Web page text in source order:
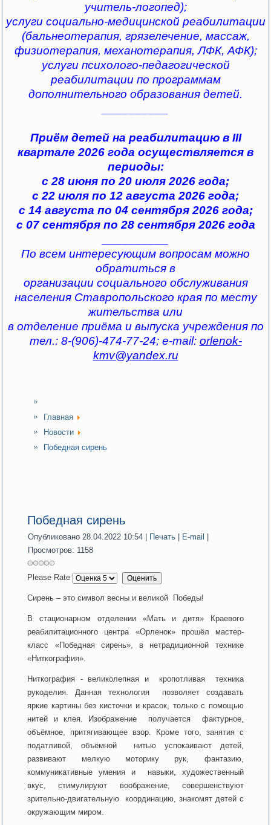
учитель-логопед);
услуги социально-медицинской реабилитации
(бальнеотерапия, грязелечение, массаж,
физиотерапия, механотерапия, ЛФК, АФК);
услуги психолого-педагогической
реабилитации по программам
дополнительного образования детей.
Приём детей на реабилитацию в III
квартале 2026 года осуществляется в
периоды:
с 28 июня по 20 июля 2026 года;
с 22 июля по 12 августа 2026 года;
с 14 августа по 04 сентября 2026 года;
с 07 сентября по 28 сентября 2026 года
По всем интересующим вопросам можно
обратиться в
организации социального обслуживания
населения Ставропольского края по месту
жительства или
в отделение приёма и выпуска учреждения по
тел.: 8-(906)-474-77-24; e-mail: orlenok-
kmv@yandex.ru
Главная
Новости
Победная сирень
Победная сирень
Опубликовано 28.04.2022 10:54 Печать E-mail
Просмотров: 1158
Please Rate
Сирень – это символ весны и великой Победы!
В стационарном отделении «Мать и дитя» Краевого
реабилитационного центра «Орленок» прошёл мастер-
класс «Победная сирень», в нетрадиционной технике
«Ниткография».
Ниткография - великолепная и кропотливая техника
рукоделия. Данная технология позволяет создавать
яркие картины без кисточки и красок, только с помощью
нитей и клея. Изображение получается фактурное,
объёмное, притягивающее взор. Кроме того, занятия с
податливой, объёмной нитью успокаивают детей,
развивают мелкую моторику рук, фантазию,
коммуникативные умения и навыки, художественный
вкус, стимулируют воображение, совершенствуют
зрительно-двигательную координацию, знакомят детей с
окружающим миром.